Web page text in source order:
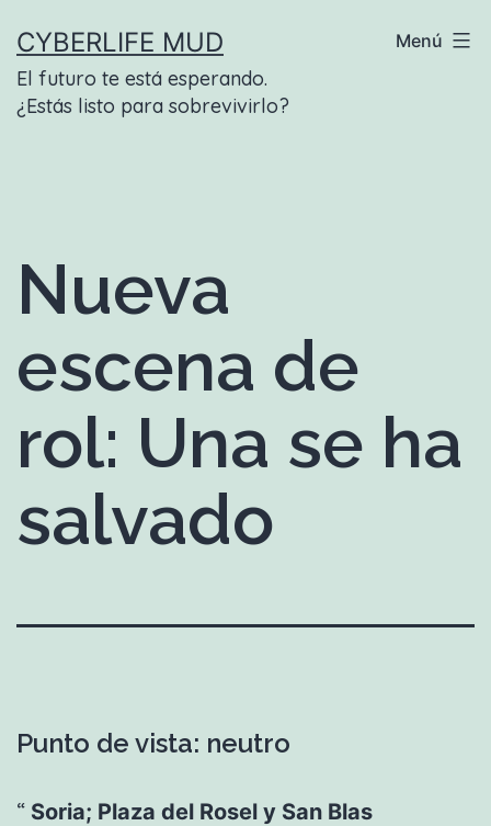
contenido
CYBERLIFE MUD
El futuro te está esperando.
¿Estás listo para sobrevivirlo?
Menú
Nueva
escena de
rol: Una se ha
salvado
Punto de vista: neutro
Soria; Plaza del Rosel y San Blas